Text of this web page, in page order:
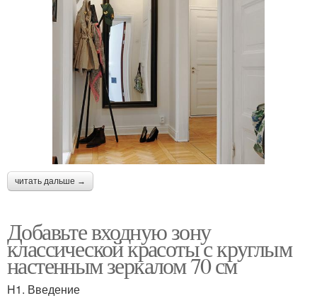
читать дальше →
Добавьте входную зону
классической красоты с круглым
настенным зеркалом 70 см
H1. Введение